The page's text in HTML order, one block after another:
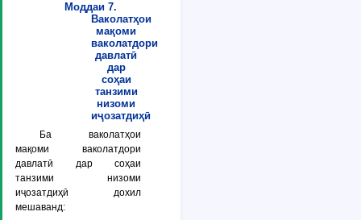
Моддаи 7.
Ваколатҳои
мақоми
ваколатдори
давлатӣ
дар
соҳаи
танзими
низоми
иҷозатдиҳӣ
Ба ваколатҳои
мақоми ваколатдори
давлатӣ дар соҳаи
танзими низоми
иҷозатдиҳӣ дохил
мешаванд: